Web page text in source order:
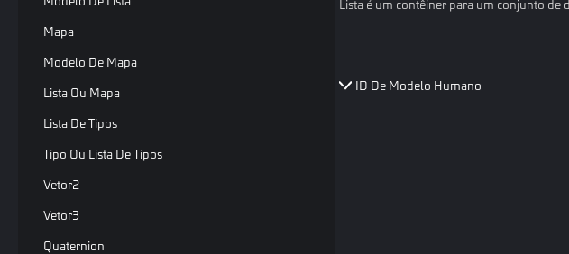
Mapa
Modelo De Mapa
Lista Ou Mapa
Lista De Tipos
Tipo Ou Lista De Tipos
Vetor2
Vetor3
Quaternion
Lista é um contêiner para um conjunto de
ID De Modelo Humano